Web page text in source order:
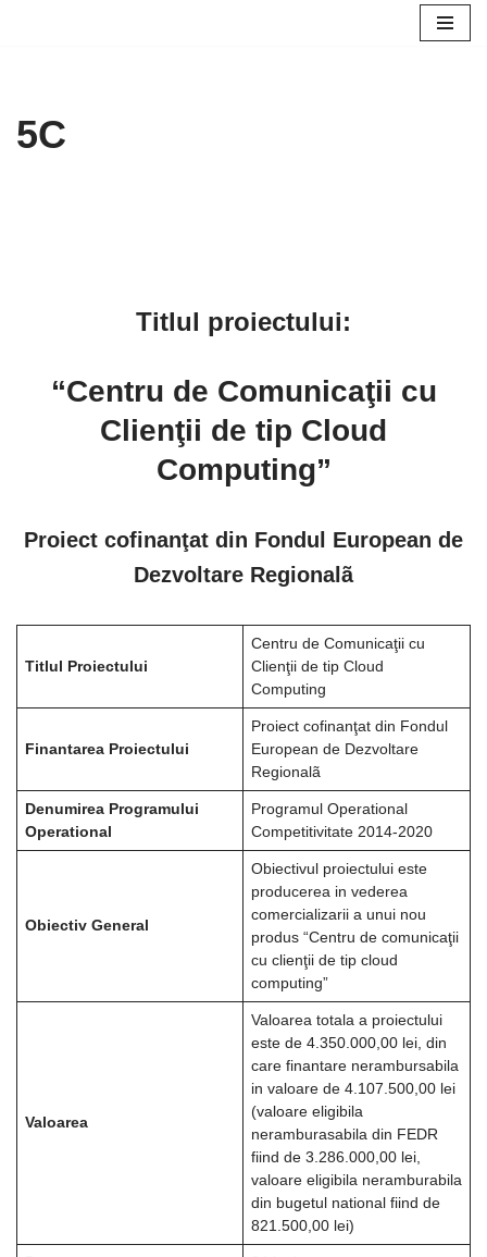
5C
Titlul proiectului:
“Centru de Comunicaţii cu
Clienţii de tip Cloud
Computing”
Proiect cofinanţat din Fondul European de
Dezvoltare Regionalã
Titlul Proiectului
Centru de Comunicaţii cu
Clienţii de tip Cloud
Computing
Finantarea Proiectului
Proiect cofinanţat din Fondul
European de Dezvoltare
Regionalã
Denumirea Programului
Operational
Programul Operational
Competitivitate 2014-2020
Obiectiv General
Obiectivul proiectului este
producerea in vederea
comercializarii a unui nou
produs “Centru de comunicaţii
cu clienţii de tip cloud
computing”
Valoarea
Valoarea totala a proiectului
este de 4.350.000,00 lei, din
care finantare nerambursabila
in valoare de 4.107.500,00 lei
(valoare eligibila
neramburasabila din FEDR
fiind de 3.286.000,00 lei,
valoare eligibila neramburabila
din bugetul national fiind de
821.500,00 lei)